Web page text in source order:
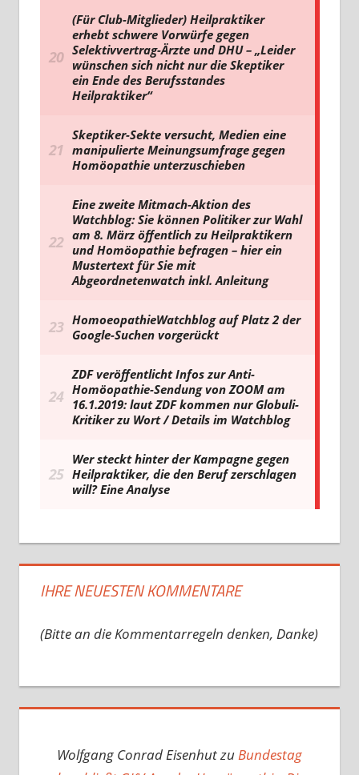
IHRE NEUESTEN KOMMENTARE
(Bitte an die Kommentarregeln denken, Danke)
Wolfgang Conrad EisenhutzuBundestag